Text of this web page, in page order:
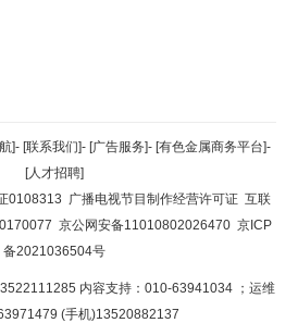
返回顶部
返回首页
]- [联系我们]- [广告服务]- [有色金属商务平台]-
[人才招聘]
0108313 广播电视节目制作经营许可证 互联
京公网安备11010802026470 京ICP
备2021036504号
内容支持：010-63941034 ；运维
(手机)13520882137